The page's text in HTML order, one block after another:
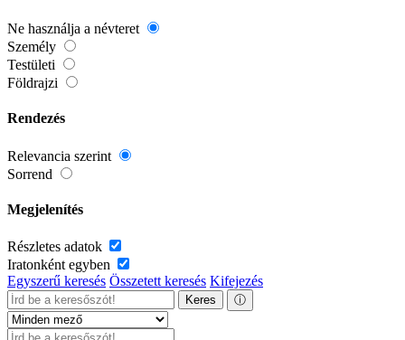
Ne használja a névteret
Személy
Testületi
Földrajzi
Rendezés
Relevancia szerint
Sorrend
Megjelenítés
Részletes adatok
Iratonként egyben
Egyszerű keresés Összetett keresés Kifejezés
Keres ⓘ